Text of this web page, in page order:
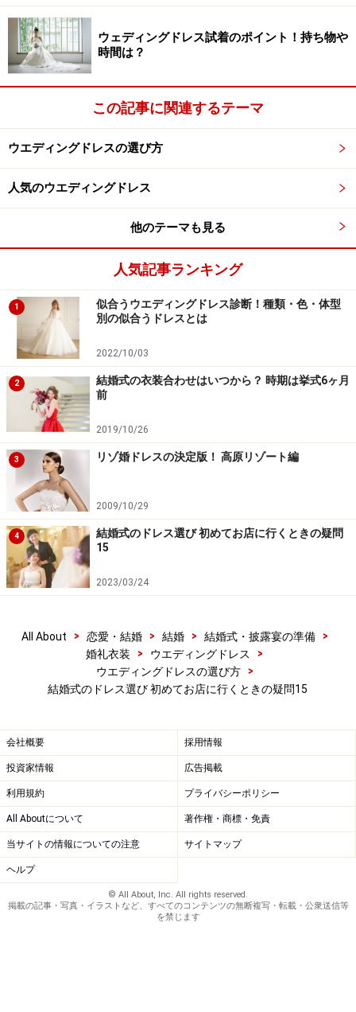
かれば、そのドレスをひとまず予約、ドレスショプと契
約します。その後の試着でもっとステキなドレスが見つ
かれば、予約しているドレスを変更することは可能で
す。
しやクリーニング等のメンテナンスがあるので「挙式
日」と「その前後」の日程を押さえることになります。
たとえば土曜日の挙式だと、少なくとも前後の金曜日＆
日曜日に空きの空きがあるドレスしか借りることができ
人気のドレスは挙式会場以上に、空き日程が少な
くなっている可能性も！ドレスにこだわりたい花嫁は、
会場が決まったらすぐにでも試着をスタートさせるのが
鉄則です。また結婚式の大人気シーズン、春・秋に結婚
式を迎える花嫁も、挙式数そのものが多い時期なのでド
レス選びは早くはじめましょう。
Q2：ドレスショップの予約は必要？
どんなに忙しくても2店舗ぐらいはチェックしましょう。ド
レスのラインナップだけでなく、対応も比較ができておすす
め 写真提供：TAGAYA
のところもありますが、他の花嫁様の試着中で待ち時間
が長くなったり、本番の挙式やブライダルフェアなどへ
の貸し出しで着たいドレスがない場合も。予約しておく
方が安心です。特に人気ドレスショップの場合は、土日
を！
予約方法は、提携ドレスショップの場合、結婚式場のプ
ランナーが初回予約を入れてくれることがほとんど。会
場側に提携ドレスショップが無ければ、自分の好みだけ
でドレスショップを自由に決められます。インターネッ
トや結婚情報誌で気になるドレスショップをチェックし
て予約を入れましょう！
ウェディングドレス試着のポイント！持ち物や
時間は？
この記事に関連するテーマ
ウエディングドレスの選び方
人気のウエディングドレス
他のテーマも見る
人気記事ランキング
1
似合うウエディングドレス診断！種類・色・体型
別の似合うドレスとは
2022/10/03
2
結婚式の衣装合わせはいつから？ 時期は挙式6ヶ月
前
2019/10/26
3 リゾ婚ドレスの決定版！ 高原リゾート編
2009/10/29
4
結婚式のドレス選び 初めてお店に行くときの疑問
15
2023/03/24
All About > 恋愛・結婚 > 結婚 > 結婚式・披露宴の準備
>
婚礼衣装
> ウエディングドレス
>
ウエディングドレスの選び方
>
結婚式のドレス選び 初めてお店に行くときの疑問15
会社概要 採用情報
投資家情報 広告掲載
利用規約 プライバシーポリシー
All Aboutについて 著作権・商標・免責
当サイトの情報についての注意 サイトマップ
ヘルプ
© All About, Inc. All rights reserved.
掲載の記事・写真・イラストなど、すべてのコンテンツの無断複写・転載・公衆送信等
を禁じます